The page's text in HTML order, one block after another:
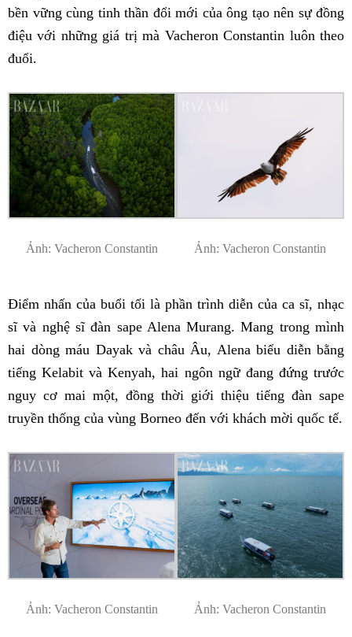
bền vững cùng tinh thần đổi mới của ông tạo nên sự đồng
điệu với những giá trị mà Vacheron Constantin luôn theo
đuổi.
Ảnh: Vacheron Constantin Ảnh: Vacheron Constantin
Điểm nhấn của buổi tối là phần trình diễn của ca sĩ, nhạc
sĩ và nghệ sĩ đàn sape Alena Murang. Mang trong mình
hai dòng máu Dayak và châu Âu, Alena biểu diễn bằng
tiếng Kelabit và Kenyah, hai ngôn ngữ đang đứng trước
nguy cơ mai một, đồng thời giới thiệu tiếng đàn sape
truyền thống của vùng Borneo đến với khách mời quốc tế.
Ảnh: Vacheron Constantin Ảnh: Vacheron Constantin